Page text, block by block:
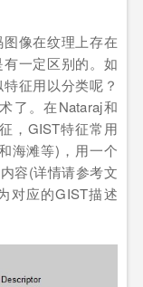
像在纹理上存在
一定区别的。如
征用以分类呢？
了。在Nataraj和
，GIST特征常用
海滩等)，用一个
容(详情请参考文
对应的GIST描述